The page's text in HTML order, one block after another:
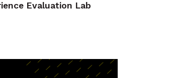
Evaluation Lab